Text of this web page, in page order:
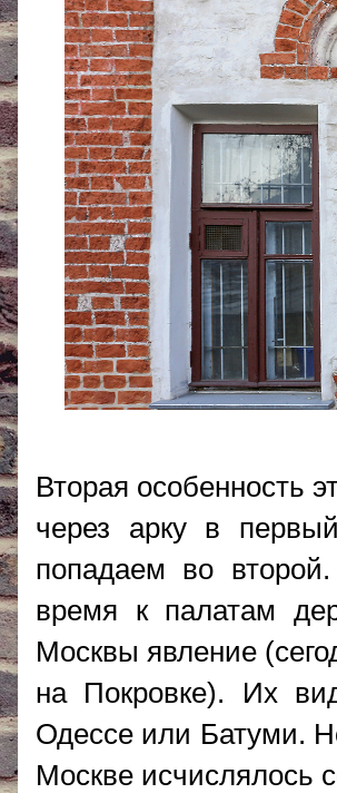
Вторая особенность
через арку в
попадаем во
время к палатам
Москвы явление
на Покровке). Их
Одессе или Батуми.
Москве исчислялось